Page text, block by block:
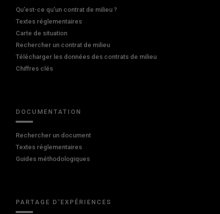
Qu'est-ce qu'un contrat de milieu ?
Textes réglementaires
Carte de situation
Rechercher un contrat de milieu
Télécharger les données des contrats de milieu
Chiffres clés
DOCUMENTATION
Rechercher un document
Textes réglementaires
Guides méthodologiques
PARTAGE D'EXPÉRIENCES